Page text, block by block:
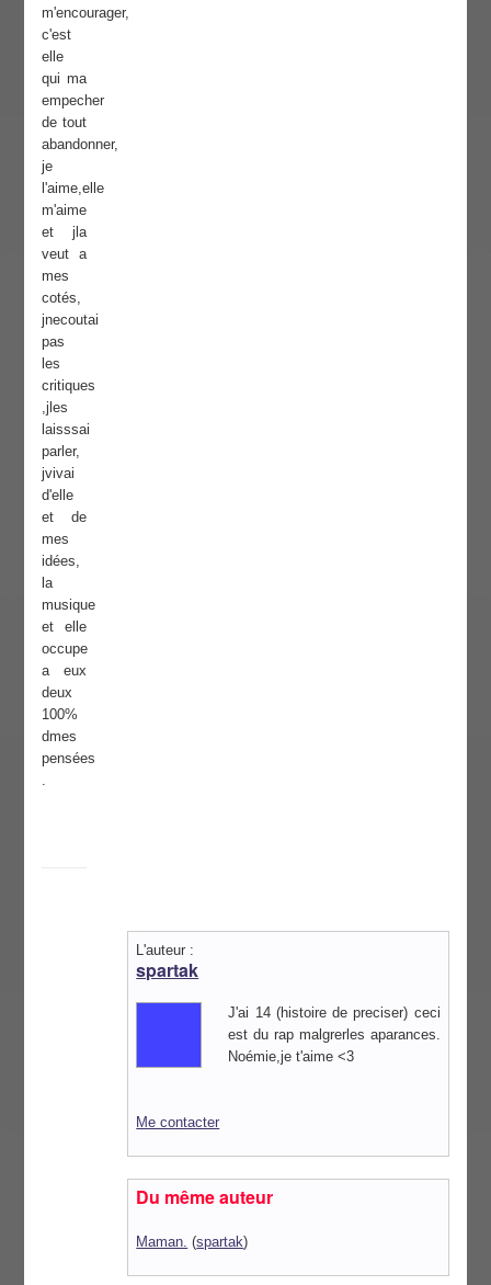
m'encourager,
c'est
elle
qui ma
empecher
de tout
abandonner,
je
l'aime,elle
m'aime
et jla
veut a
mes
cotés,
jnecoutai
pas
les
critiques
,jles
laisssai
parler,
jvivai
d'elle
et de
mes
idées,
la
musique
et elle
occupe
a eux
deux
100%
dmes
pensées
L'auteur :
spartak
J'ai 14 (histoire de preciser) ceci
est du rap malgrerles aparances.
Noémie,je t'aime <3
Me contacter
Du même auteur
Maman. (spartak)